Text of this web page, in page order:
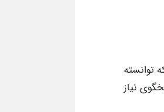
توانسته
پاسخگوی نیاز